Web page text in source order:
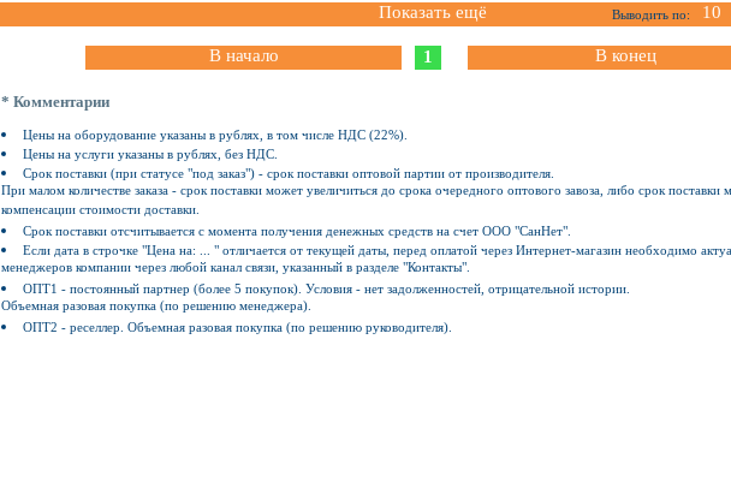
Показать ещё Выводить по: 10
В начало 1 В конец
* Комментарии
Цены на оборудование указаны в рублях, в том числе НДС (22%).
Цены на услуги указаны в рублях, без НДС.
Срок поставки (при статусе "под заказ") - срок поставки оптовой партии от производителя.
При малом количестве заказа - срок поставки может увеличиться до срока очередного оптового завоза, либо срок поставки
компенсации стоимости доставки.
Срок поставки отсчитывается с момента получения денежных средств на счет ООО "СанНет".
Если дата в строчке "Цена на: ... " отличается от текущей даты, перед оплатой через Интернет-магазин необходимо
менеджеров компании через любой канал связи, указанный в разделе "Контакты".
ОПТ1 - постоянный партнер (более 5 покупок). Условия - нет задолженностей, отрицательной истории.
Объемная разовая покупка (по решению менеджера).
ОПТ2 - реселлер. Объемная разовая покупка (по решению руководителя).